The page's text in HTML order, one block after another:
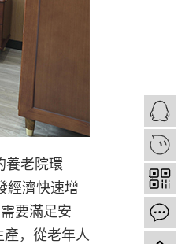
養老院環
經濟快速增
要滿足安
產，從老年人